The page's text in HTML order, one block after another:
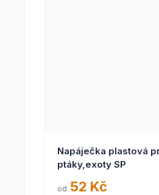
Napáječka plastová
ptáky,exoty SP
od 52 Kč